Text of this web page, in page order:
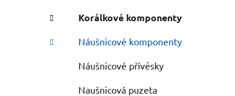
Korálkové komponenty
Náušnicové komponenty
Náušnicové přívěsky
Naušnicová puzeta